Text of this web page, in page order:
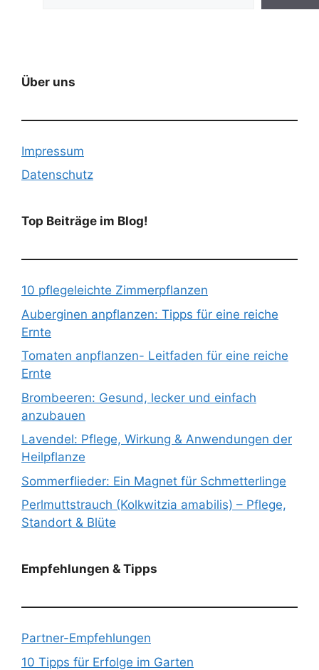
Über uns
Impressum
Datenschutz
Top Beiträge im Blog!
10 pflegeleichte Zimmerpflanzen
Auberginen anpflanzen: Tipps für eine reiche
Ernte
Tomaten anpflanzen- Leitfaden für eine reiche
Ernte
Brombeeren: Gesund, lecker und einfach
anzubauen
Lavendel: Pflege, Wirkung & Anwendungen der
Heilpflanze
Sommerflieder: Ein Magnet für Schmetterlinge
Perlmuttstrauch (Kolkwitzia amabilis) – Pflege,
Standort & Blüte
Empfehlungen & Tipps
Partner-Empfehlungen
10 Tipps für Erfolge im Garten